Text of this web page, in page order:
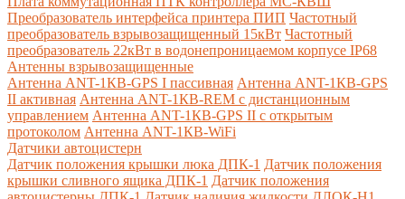
Преобразователь интерфейса принтера ПИП Частотный
преобразователь взрывозащищенный 15кВт Частотный
преобразователь 22кВт в водонепроницаемом корпусе IP68
Антенны взрывозащищенные
Антенна ANT-1КВ-GPS I пассивная Антенна ANT-1КВ-GPS
II активная Антенна ANT-1КВ-REM c дистанционным
управлением Антенна ANT-1КВ-GPS II с открытым
протоколом Антенна ANT-1КВ-WiFi
Датчики автоцистерн
Датчик положения крышки люка ДПК-1 Датчик положения
крышки сливного ящика ДПК-1 Датчик положения